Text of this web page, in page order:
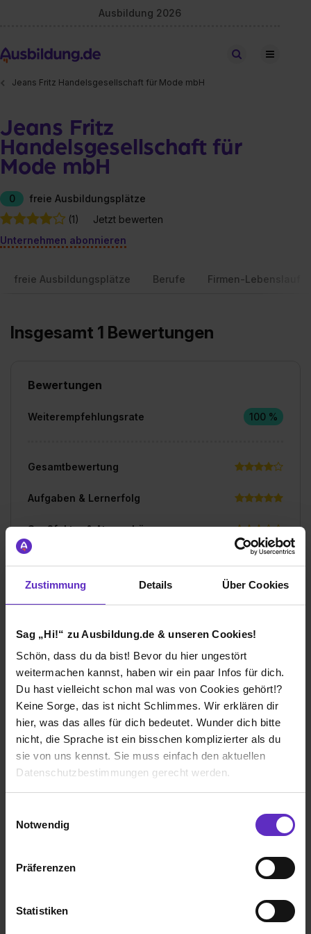
Zustimmung Details Über Cookies
Sag „Hi!“ zu Ausbildung.de & unseren Cookies!
Schön, dass du da bist! Bevor du hier ungestört
weitermachen kannst, haben wir ein paar Infos für dich.
Du hast vielleicht schon mal was von Cookies gehört!?
Keine Sorge, das ist nicht Schlimmes. Wir erklären dir
hier, was das alles für dich bedeutet. Wunder dich bitte
nicht, die Sprache ist ein bisschen komplizierter als du
sie von uns kennst. Sie muss einfach den aktuellen
Datenschutzbestimmungen gerecht werden.
Benutzung der Webseite getroffenen Einstellungen zu
Webseite zu analysieren („Statistiken“), um
Informationen zu deiner Verwendung unserer Website an
Notwendig
Präferenzen
Statistiken
Ausbildung 2026
Stellen finden
Jeans Fritz Handelsgesellschaft für Mode mbH
Jeans Fritz
Handelsgesellschaft für
Mode mbH
0
freie Ausbildungsplätze
(1)
Jetzt bewerten
Unternehmen abonnieren
freie Ausbildungsplätze Berufe Firmen-Lebenslauf
Insgesamt 1 Bewertungen
Ich würde diese Firma
weiterempfehlen!
Wie gefällt dir die Ausbildung bei deiner
Gleitzeit ist auch sehr angenehm. Der Snack-Automat
könnte jedoch besser sein.
Wie gefällt dir dein Ausbildungsberuf?
Bewertungen
Weiterempfehlungsrate 100 %
Gesamtbewertung
Aufgaben & Lernerfolg
Spaßfaktor & Atmosphäre
Bewerte jetzt deine Ausbildung